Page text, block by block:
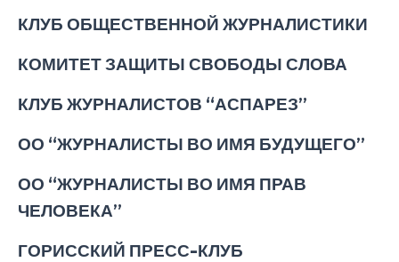
КЛУБ ОБЩЕСТВЕННОЙ ЖУРНАЛИСТИКИ
КОМИТЕТ ЗАЩИТЫ СВОБОДЫ СЛОВА
КЛУБ ЖУРНАЛИСТОВ “АСПАРЕЗ”
ОО “ЖУРНАЛИСТЫ ВО ИМЯ БУДУЩЕГО”
ОО “ЖУРНАЛИСТЫ ВО ИМЯ ПРАВ
ЧЕЛОВЕКА”
ГОРИССКИЙ ПРЕСС-КЛУБ